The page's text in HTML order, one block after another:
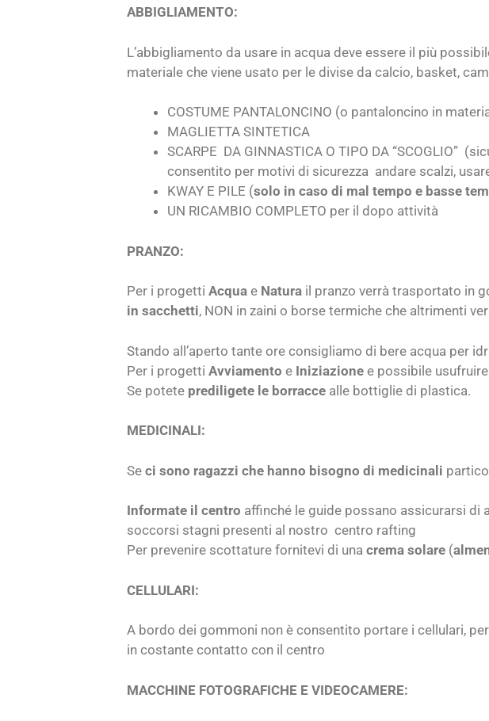
ABBIGLIAMENTO:
L’abbigliamento da usare in acqua deve essere il più
materiale che viene usato per le divise da calcio, basket,
COSTUME PANTALONCINO (o pantaloncino in
MAGLIETTA SINTETICA
SCARPE DA GINNASTICA O TIPO DA “SCOGLIO”
consentito per motivi di sicurezza andare scalzi,
KWAY E PILE (solo in caso di mal tempo e basse
UN RICAMBIO COMPLETO per il dopo attività
PRANZO:
Per i progetti Acquae Naturail pranzo verrà trasportato in
in sacchetti, NON in zaini o borse termiche che altrimenti
Stando all’aperto tante ore consigliamo di bere acqua per
Per i progetti Avviamento e Iniziazione e possibile
Se potete prediligete le borraccealle bottiglie di plastica.
MEDICINALI:
Se ci sono ragazzi che hanno bisogno di medicinali
Informate il centro affinché le guide possano assicurarsi di
soccorsi stagni presenti al nostro centro rafting
Per prevenire scottature fornitevi di una crema solare(
CELLULARI:
A bordo dei gommoni non è consentito portare i cellulari,
in costante contatto con il centro
MACCHINE FOTOGRAFICHE E VIDEOCAMERE: